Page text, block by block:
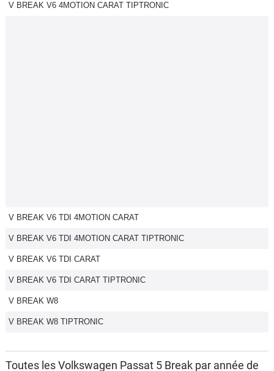
V BREAK V6 4MOTION CARAT TIPTRONIC
V BREAK V6 TDI 4MOTION CARAT
V BREAK V6 TDI 4MOTION CARAT TIPTRONIC
V BREAK V6 TDI CARAT
V BREAK V6 TDI CARAT TIPTRONIC
V BREAK W8
V BREAK W8 TIPTRONIC
Toutes les Volkswagen Passat 5 Break par année de